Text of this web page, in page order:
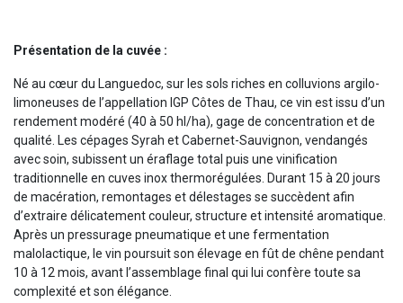
Présentation de la cuvée :
Né au cœur du Languedoc, sur les sols riches en colluvions argilo-
limoneuses de l’appellation IGP Côtes de Thau, ce vin est issu d’un
rendement modéré (40 à 50 hl/ha), gage de concentration et de
qualité. Les cépages Syrah et Cabernet-Sauvignon, vendangés
avec soin, subissent un éraflage total puis une vinification
traditionnelle en cuves inox thermorégulées. Durant 15 à 20 jours
de macération, remontages et délestages se succèdent afin
d’extraire délicatement couleur, structure et intensité aromatique.
Après un pressurage pneumatique et une fermentation
malolactique, le vin poursuit son élevage en fût de chêne pendant
10 à 12 mois, avant l’assemblage final qui lui confère toute sa
complexité et son élégance.